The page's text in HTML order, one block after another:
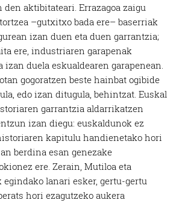
aktibitateari. Errazagoa zaigu
–gutxitxo bada ere– baserriak
izan duen eta duen garrantzia;
ere, industriaren garapenak
izan duela eskualdearen garapenean.
gogoratzen beste hainbat ogibide
edo izan ditugula, behintzat. Euskal
garrantzia aldarrikatzen
izan diegu: euskaldunok ez
kapitulu handienetako hori
berdina esan genezake
ere. Zerain, Mutiloa eta
lanari esker, gertu-gertu
hori ezagutzeko aukera